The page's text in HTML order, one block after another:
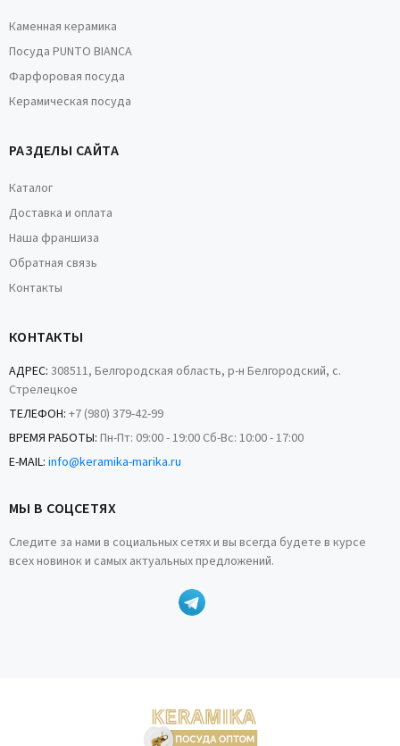
Каменная керамика
Посуда PUNTO BIANCA
Фарфоровая посуда
Керамическая посуда
РАЗДЕЛЫ САЙТА
Каталог
Доставка и оплата
Наша франшиза
Обратная связь
Контакты
КОНТАКТЫ
АДРЕС: 308511, Белгородская область, р-н Белгородский, с.
Стрелецкое
ТЕЛЕФОН: +7 (980) 379-42-99
ВРЕМЯ РАБОТЫ: Пн-Пт: 09:00 - 19:00 Сб-Вс: 10:00 - 17:00
E-MAIL: info@keramika-marika.ru
МЫ В СОЦСЕТЯХ
Следите за нами в социальных сетях и вы всегда будете в курсе
всех новинок и самых актуальных предложений.